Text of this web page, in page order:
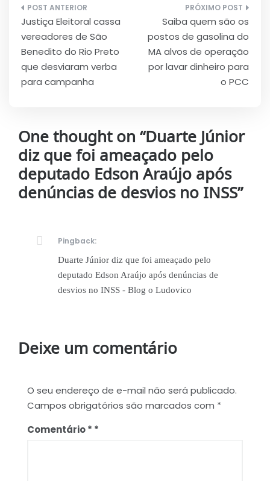
Navegação
de
Post
Justiça Eleitoral cassa
vereadores de São
Benedito do Rio Preto
que desviaram verba
para campanha
Saiba quem são os
postos de gasolina do
MA alvos de operação
por lavar dinheiro para
o PCC
One thought on “Duarte Júnior
diz que foi ameaçado pelo
deputado Edson Araújo após
denúncias de desvios no INSS”
Pingback:
Duarte Júnior diz que foi ameaçado pelo
deputado Edson Araújo após denúncias de
desvios no INSS - Blog o Ludovico
Deixe um comentário
O seu endereço de e-mail não será publicado.
Campos obrigatórios são marcados com *
Comentário*